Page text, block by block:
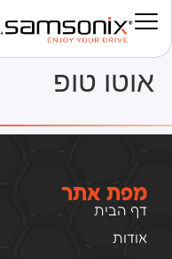
אוטו טופ
מפת אתר
דף הבית
אודות